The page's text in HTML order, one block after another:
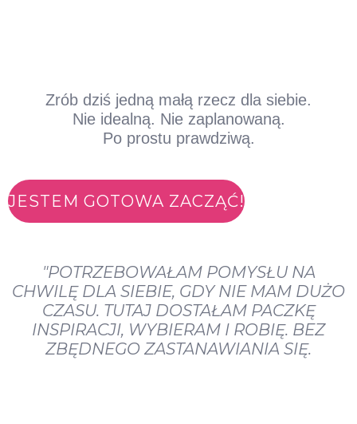
Zrób dziś jedną małą rzecz dla siebie.
Nie idealną. Nie zaplanowaną.
Po prostu prawdziwą.
JESTEM GOTOWA ZACZĄĆ!
"POTRZEBOWAŁAM POMYSŁU NA
CHWILĘ DLA SIEBIE, GDY NIE MAM DUŻO
CZASU. TUTAJ DOSTAŁAM PACZKĘ
INSPIRACJI, WYBIERAM I ROBIĘ. BEZ
ZBĘDNEGO ZASTANAWIANIA SIĘ.